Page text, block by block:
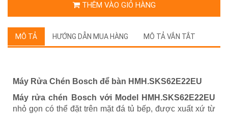
THÊM VÀO GIỎ HÀNG
MÔ TẢ HƯỚNG DẪN MUA HÀNG MÔ TẢ VẮN TẮT
Máy Rửa Chén Bosch để bàn HMH.SKS62E22EU
Máy rửa chén Bosch với Model HMH.SKS62E22EU
nhỏ gọn có thể đặt trên mặt đá tủ bếp, được xuất xứ từ